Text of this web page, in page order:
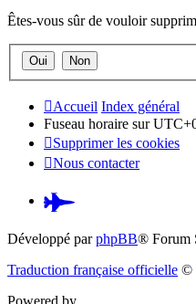
Êtes-vous sûr de vouloir
Accueil Index général
Fuseau horaire sur
Supprimer les cookies
Nous contacter
Pardus.at
(S’ouvre
Développé parphpBB® Forum
Traduction française officielle ©
Powered by